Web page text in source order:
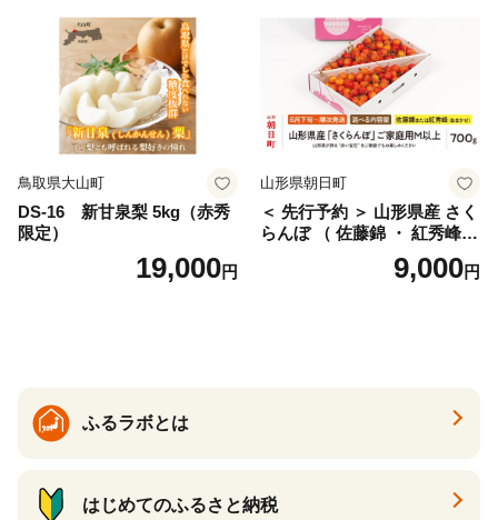
産 農家直送 期間限定 特産品
サイズミックス くらもとフ
ァーム 愛南町 愛媛県
鳥取県大山町
DS-16 新甘泉梨 5kg（赤秀
限定）
19,000円
山形県朝日町
＜ 先行予約 ＞ 山形県産 さく
らんぼ （ 佐藤錦 ・ 紅秀峰
） ご家庭用 M以上 700g 【20
26年6月下旬から7月上旬発
9,000円
ふるラボとは
はじめてのふるさと納税